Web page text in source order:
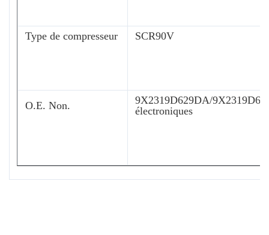
Type de compresseur SCR90V
O.E. Non.
9X2319D629DA/
électroniques